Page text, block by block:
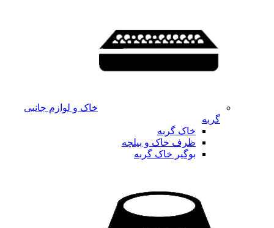
خاک و لوازم جانبی
گربه
خاک گربه
ظرف خاک و بیلچه
بوگیر خاک گربه